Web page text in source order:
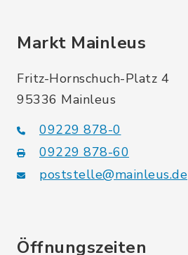
Markt Mainleus
Fritz-Hornschuch-Platz 4
95336 Mainleus
09229 878-0
09229 878-60
poststelle@mainleus.de
Öffnungszeiten